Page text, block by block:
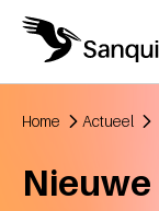
Overslaan en naar
Home Actueel